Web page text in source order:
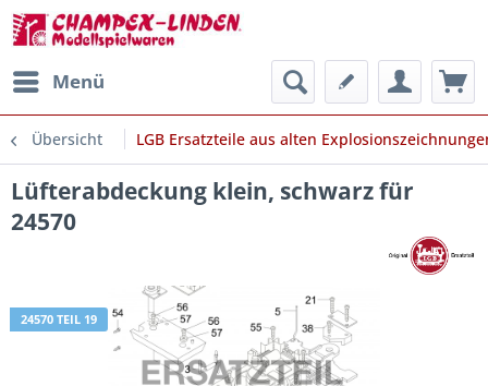
Menü
Übersicht LGB Ersatzteile aus alten
Lüfterabdeckung klein, schwarz für
24570
24570 TEIL 19